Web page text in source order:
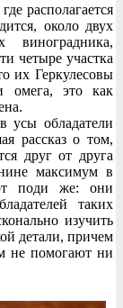
располагается
около двух
четыре участка
их Геркулесовы
омега, это как
усы обладатели
рассказ о том,
друг от друга
максимум в
поди же: они
таких
изучить
детали, причем
не помогают ни